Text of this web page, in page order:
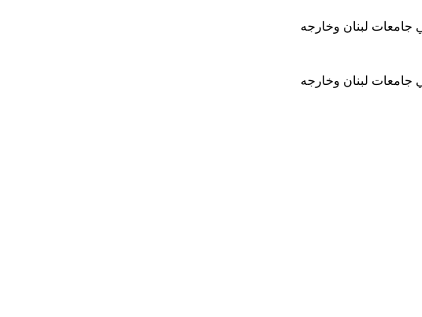
جامعات لبنان وخارجه
جامعات لبنان وخارجه